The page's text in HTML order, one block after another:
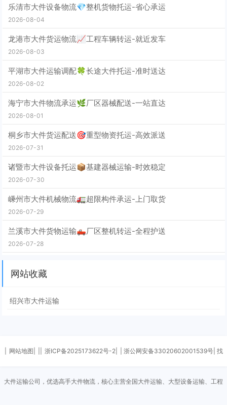
乐清市大件设备物流💎整机货物托运-省心承运
2026-08-04
龙港市大件货运物流📈工程车辆转运-就近发车
2026-08-03
平湖市大件运输调配🍀长途大件托运-准时送达
2026-08-02
海宁市大件物流承运🌿厂区器械配送-一站直达
2026-08-01
桐乡市大件货运配送🎯重型物资托运-高效派送
2026-07-31
诸暨市大件设备托运📦基建器械运输-时效稳定
2026-07-30
嵊州市大件机械物流🚛超限构件承运-上门取货
2026-07-29
兰溪市大件货物运输🛻厂区整机转运-全程护送
2026-07-28
网站收藏
绍兴市大件运输
网站地图| 浙ICP备2025173622号-2| | 浙公网安备33020602001539号| 找
大件运输公司，优选高手大件物流，核心主营全国大件运输、大型设备运输、工程